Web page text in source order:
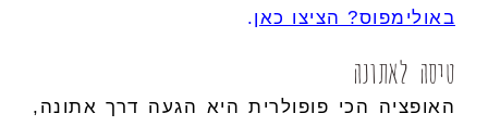
באולימפוס? הציצו כאן.
טיסה לאתונה
האופציה הכי פופולרית היא הגעה דרך אתונה,